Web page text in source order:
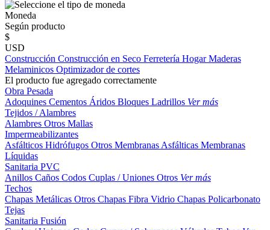
Moneda
Según producto
$
USD
Construcción Construcción en Seco Ferretería HogarMaderas
Melaminicos Optimizador de cortes
El producto fue agregado correctamente
Obra Pesada
Adoquines Cementos Áridos Bloques Ladrillos Ver más
Tejidos / Alambres
Alambres Otros Mallas
Impermeabilizantes
Asfálticos Hidrófugos Otros Membranas Asfálticas Membranas
Líquidas
Sanitaria PVC
Anillos Caños Codos Cuplas / Uniones Otros Ver más
Techos
Chapas Metálicas Otros Chapas Fibra Vidrio Chapas Policarbonato
Tejas
Sanitaria Fusión